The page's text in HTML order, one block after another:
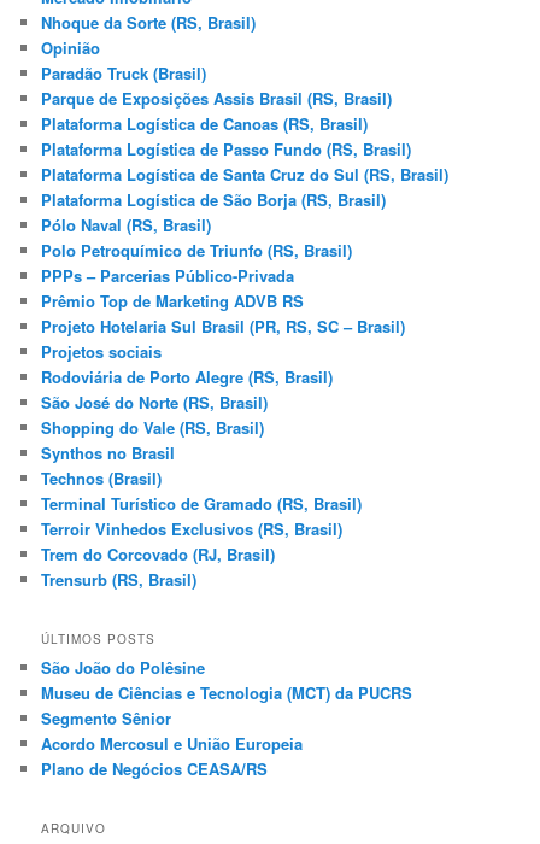
Nhoque da Sorte (RS, Brasil)
Opinião
Paradão Truck (Brasil)
Parque de Exposições Assis Brasil (RS, Brasil)
Plataforma Logística de Canoas (RS, Brasil)
Plataforma Logística de Passo Fundo (RS, Brasil)
Plataforma Logística de Santa Cruz do Sul (RS, Brasil)
Plataforma Logística de São Borja (RS, Brasil)
Pólo Naval (RS, Brasil)
Polo Petroquímico de Triunfo (RS, Brasil)
PPPs – Parcerias Público-Privada
Prêmio Top de Marketing ADVB RS
Projeto Hotelaria Sul Brasil (PR, RS, SC – Brasil)
Projetos sociais
Rodoviária de Porto Alegre (RS, Brasil)
São José do Norte (RS, Brasil)
Shopping do Vale (RS, Brasil)
Synthos no Brasil
Technos (Brasil)
Terminal Turístico de Gramado (RS, Brasil)
Terroir Vinhedos Exclusivos (RS, Brasil)
Trem do Corcovado (RJ, Brasil)
Trensurb (RS, Brasil)
ÚLTIMOS POSTS
São João do Polêsine
Museu de Ciências e Tecnologia (MCT) da PUCRS
Segmento Sênior
Acordo Mercosul e União Europeia
Plano de Negócios CEASA/RS
ARQUIVO